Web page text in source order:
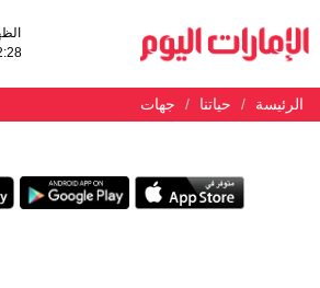
الرئيسة حياتنا جهات